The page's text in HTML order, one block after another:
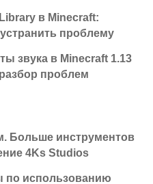
в Minecraft:
проблему
звука в Minecraft 1.13
проблем
Больше инструментов
4Ks Studios
по использованию